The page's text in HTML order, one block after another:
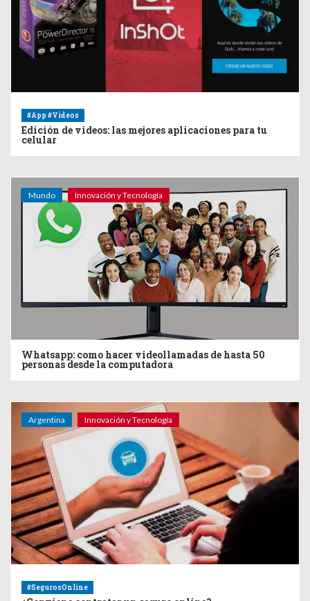
#App #Videos
Edición de videos: las mejores aplicaciones para tu
celular
Mundo Innovación y Tecnología
Whatsapp: como hacer videollamadas de hasta 50
personas desde la computadora
Argentina Innovación y Tecnología
#SegurosOnline